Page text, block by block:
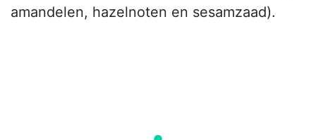
amandelen, hazelnoten en sesamzaad).